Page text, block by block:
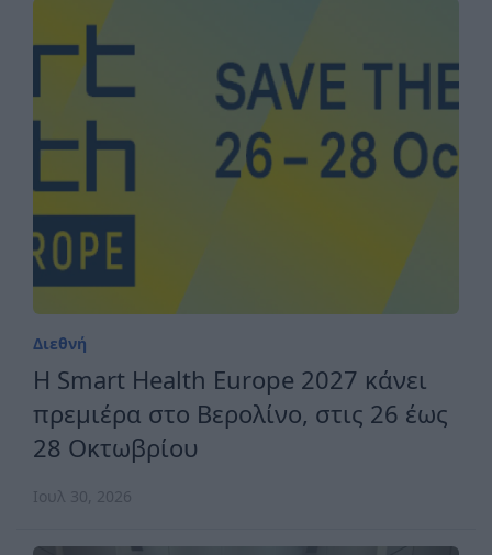
Πρεσβεία του Ιράκ για τις
διεθνείς εκθέσεις
Ιουλ 09, 2026
Διεθνή
H Smart Health Europe 2027 κάνει
πρεμιέρα στο Βερολίνο, στις 26 έως
28 Οκτωβρίου
Ιουλ 30, 2026